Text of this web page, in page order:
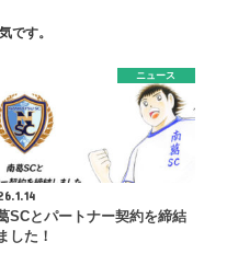
です。
ニュース
SCとパートナー契約を締結
した！